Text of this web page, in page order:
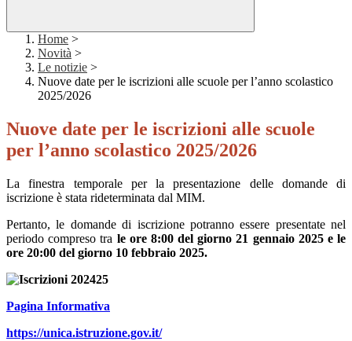
Home >
Novità >
Le notizie >
Nuove date per le iscrizioni alle scuole per l’anno scolastico
2025/2026
Nuove date per le iscrizioni alle scuole
per l’anno scolastico 2025/2026
La finestra temporale per la presentazione delle domande di
iscrizione è stata rideterminata dal MIM.
Pertanto, le domande di iscrizione potranno essere presentate nel
periodo compreso tra le ore 8:00 del giorno 21 gennaio 2025 e le
ore 20:00 del giorno 10 febbraio 2025.
Pagina Informativa
https://unica.istruzione.gov.it/